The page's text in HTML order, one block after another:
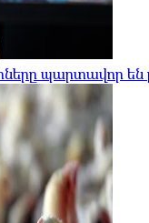
պարտավոր